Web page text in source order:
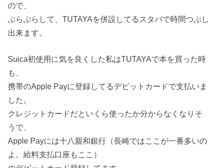
ので、
ぶらぶらして、TUTAYAを併設してるスタバで時間つぶし
出来ます。
Suica初使用に気を良くした私はTUTAYAで本を買った時
も、
携帯のApple Payに登録してるデビットカードで支払いま
した。
クレジットカードだといくら使ったか分からなくなりそ
うで、
Apple Payには十八親和銀行（長崎ではここが一番多いの
よ。給料支払口座もここ）